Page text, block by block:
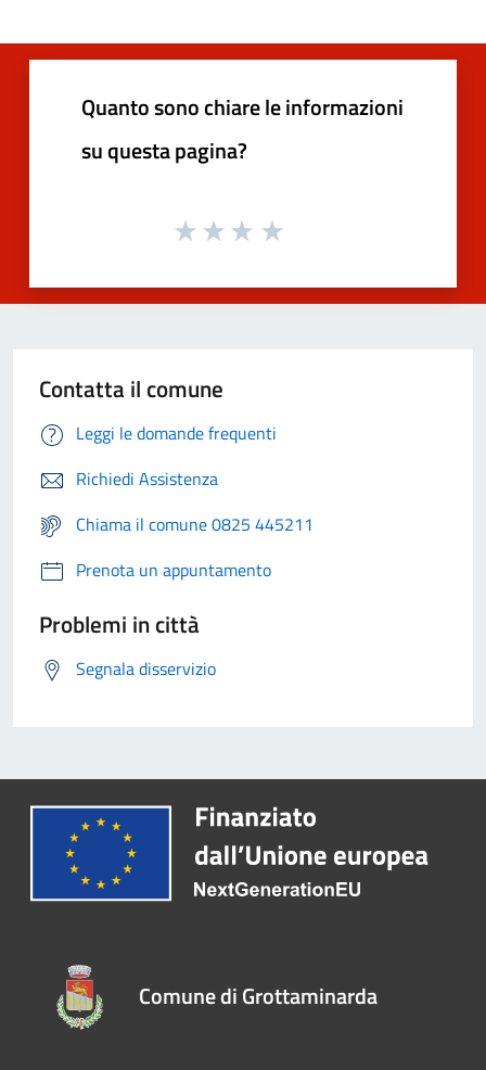
Quanto sono chiare le informazioni
su questa pagina?
Contatta il comune
Leggi le domande frequenti
Richiedi Assistenza
Chiama il comune 0825 445211
Prenota un appuntamento
Problemi in città
Segnala disservizio
Comune di Grottaminarda